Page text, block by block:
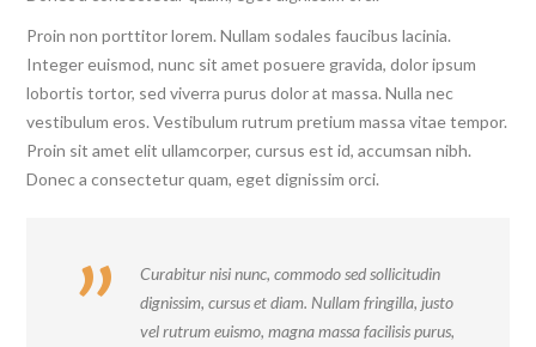
Proin non porttitor lorem. Nullam sodales faucibus lacinia.
Integer euismod, nunc sit amet posuere gravida, dolor ipsum
lobortis tortor, sed viverra purus dolor at massa. Nulla nec
vestibulum eros. Vestibulum rutrum pretium massa vitae tempor.
Proin sit amet elit ullamcorper, cursus est id, accumsan nibh.
Donec a consectetur quam, eget dignissim orci.
Curabitur nisi nunc, commodo sed sollicitudin
dignissim, cursus et diam. Nullam fringilla, justo
vel rutrum euismo, magna massa facilisis purus,